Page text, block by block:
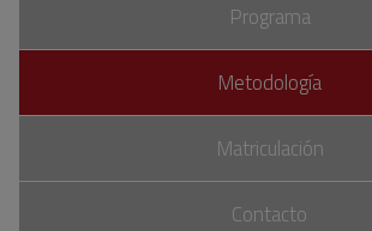
Programa
Metodología
Matriculación
Contacto